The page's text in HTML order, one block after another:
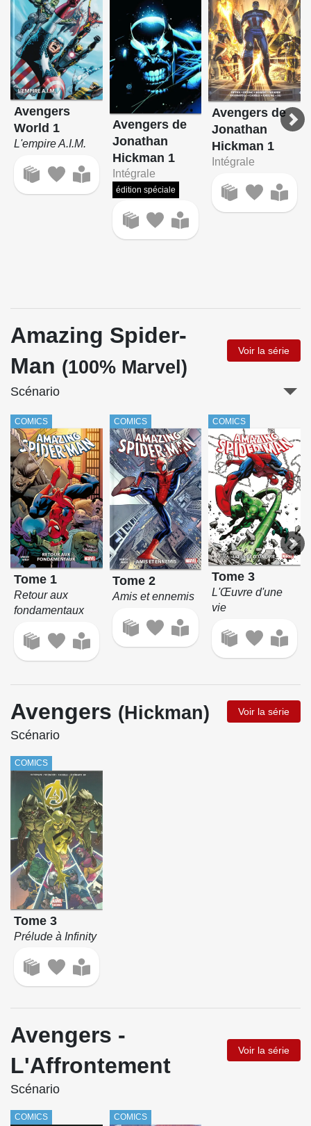
Avengers
World 1
L'empire A.I.M.
Avengers de
Jonathan
Hickman 1
Intégrale
édition spéciale
Avengers de
Jonathan
Hickman 1
Intégrale
Amazing Spider-
Man (100% Marvel)
Voir la série
Scénario
COMICS
Tome 1
Retour aux
fondamentaux
COMICS
Tome 2
Amis et ennemis
COMICS
Tome 3
L'Œuvre d'une
vie
Avengers (Hickman) Voir la série
Scénario
COMICS
Tome 3
Prélude à Infinity
Avengers -
L'Affrontement
Voir la série
Scénario
COMICS COMICS